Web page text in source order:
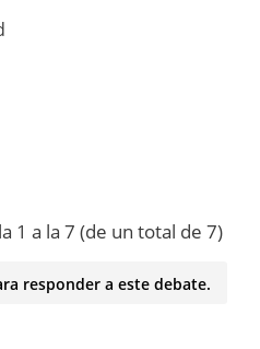
1 a la 7 (de un total de 7)
responder a este debate.